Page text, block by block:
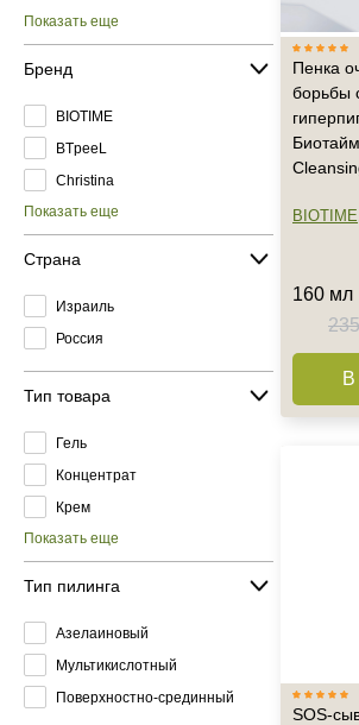
Показать еще
Бренд
BIOTIME
BTpeeL
Christina
Показать еще
Страна
Израиль
Россия
Тип товара
Гель
Концентрат
Крем
Показать еще
Тип пилинга
Азелаиновый
Мультикислотный
Поверхностно-срединный
Пенка
борьбы
BIOTIME
160 мл
В
SOS-